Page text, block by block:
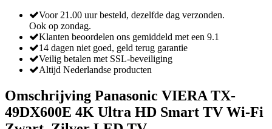
Voor 21.00 uur besteld, dezelfde dag verzonden.
Ook op zondag.
Klanten beoordelen ons gemiddeld met een 9.1
14 dagen niet goed, geld terug garantie
Veilig betalen met SSL-beveiliging
Altijd Nederlandse producten
Omschrijving Panasonic VIERA TX-
49DX600E 4K Ultra HD Smart TV Wi-Fi